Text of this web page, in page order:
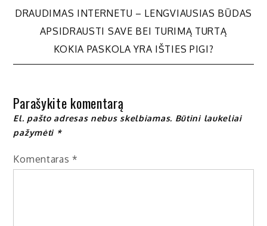
Navigacija
tarp
DRAUDIMAS INTERNETU – LENGVIAUSIAS BŪDAS
APSIDRAUSTI SAVE BEI TURIMĄ TURTĄ
KOKIA PASKOLA YRA IŠTIES PIGI?
Parašykite komentarą
El. pašto adresas nebus skelbiamas. Būtini laukeliai
pažymėti *
Komentaras *